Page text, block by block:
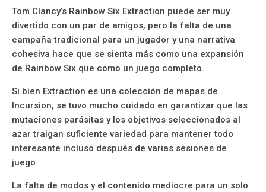
Tom Clancy’s Rainbow Six Extraction puede ser muy
divertido con un par de amigos, pero la falta de una
campaña tradicional para un jugador y una narrativa
cohesiva hace que se sienta más como una expansión
de Rainbow Six que como un juego completo.
Si bien Extraction es una colección de mapas de
Incursion, se tuvo mucho cuidado en garantizar que las
mutaciones parásitas y los objetivos seleccionados al
azar traigan suficiente variedad para mantener todo
interesante incluso después de varias sesiones de
juego.
La falta de modos y el contenido mediocre para un solo